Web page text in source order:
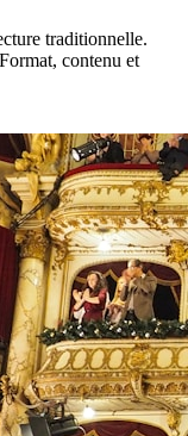
traditionnelle.
contenu et